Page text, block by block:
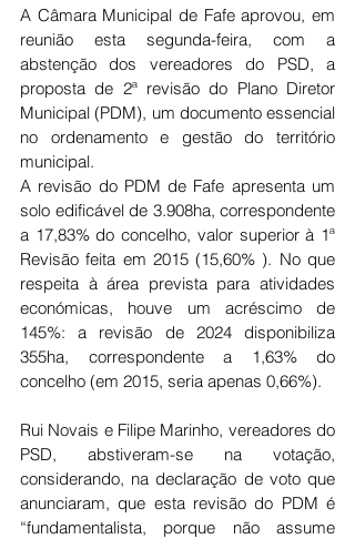
A Câmara Municipal de Fafe aprovou, em
reunião esta segunda-feira, com a
abstenção dos vereadores do PSD, a
proposta de 2ª revisão do Plano Diretor
Municipal (PDM), um documento essencial
no ordenamento e gestão do território
municipal.
A revisão do PDM de Fafe apresenta um
solo edificável de 3.908ha, correspondente
a 17,83% do concelho, valor superior à 1ª
Revisão feita em 2015 (15,60% ). No que
respeita à área prevista para atividades
económicas, houve um acréscimo de
145%: a revisão de 2024 disponibiliza
355ha, correspondente a 1,63% do
concelho (em 2015, seria apenas 0,66%).
Rui Novais e Filipe Marinho, vereadores do
PSD, abstiveram-se na votação,
considerando, na declaração de voto que
anunciaram, que esta revisão do PDM é
“fundamentalista, porque não assume